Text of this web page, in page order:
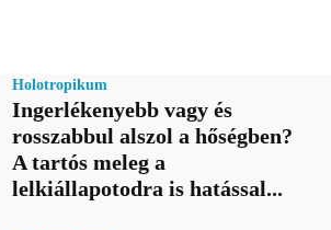
Holotropikum
Ingerlékenyebb vagy és
rosszabbul alszol a hőségben?
A tartós meleg a
lelkiállapotodra is hatással...